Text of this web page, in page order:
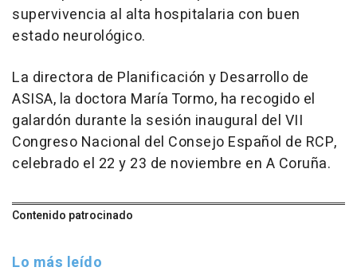
supervivencia al alta hospitalaria con buen
estado neurológico.
La directora de Planificación y Desarrollo de
ASISA, la doctora María Tormo, ha recogido el
galardón durante la sesión inaugural del VII
Congreso Nacional del Consejo Español de RCP,
celebrado el 22 y 23 de noviembre en A Coruña.
Contenido patrocinado
Lo más leído